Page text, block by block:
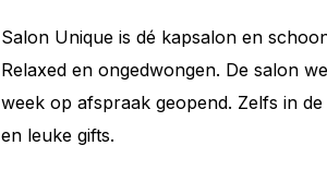
Salon Unique is dé kapsalon en
Relaxed en ongedwongen. De salon
week op afspraak geopend. Zelfs in
en leuke gifts.